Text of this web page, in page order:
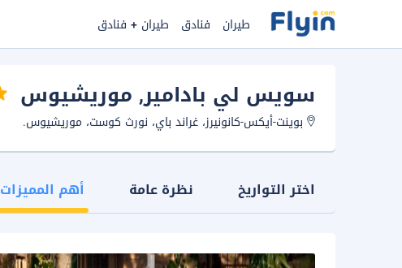
طيران فنادق طيران + فنادق
سويس لي بادامير, موريشيوس
بوينت-أيكس-كانونيرز، غراند باي، نورث كوست، موريشيوس.
اختر التواريخ نظرة عامة أهم المميزات